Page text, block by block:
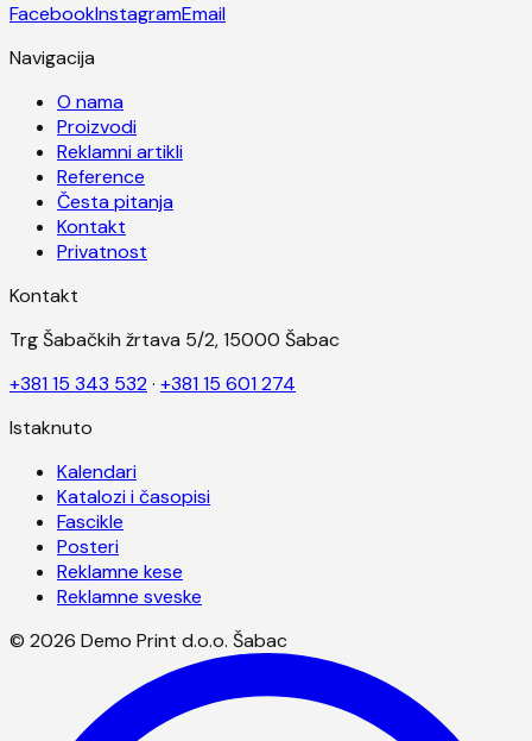
FacebookInstagramEmail
Navigacija
O nama
Proizvodi
Reklamni artikli
Reference
Česta pitanja
Kontakt
Privatnost
Kontakt
Trg Šabačkih žrtava 5/2, 15000 Šabac
+381 15 343 532· +381 15 601 274
Istaknuto
Kalendari
Katalozi i časopisi
Fascikle
Posteri
Reklamne kese
Reklamne sveske
© 2026 Demo Print d.o.o. Šabac